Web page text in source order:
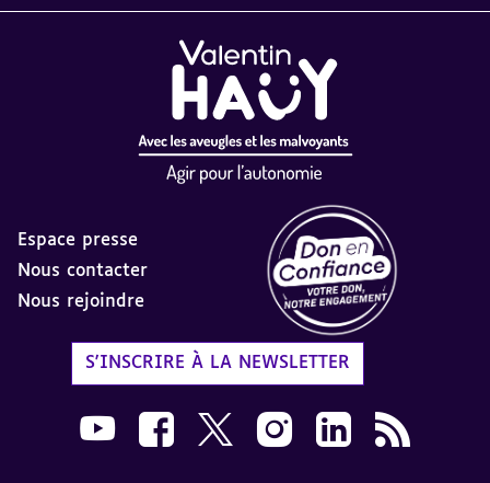
Espace presse
Nous contacter
Nous rejoindre
S'INSCRIRE À LA NEWSLETTER
Nous suivre sur Youtube AVH dans une
Nous suivre sur Facebook AVH dans
Nous suivre sur X AVH dans une
Nous suivre sur Instagram
Nous suivre sur
Flux RSS